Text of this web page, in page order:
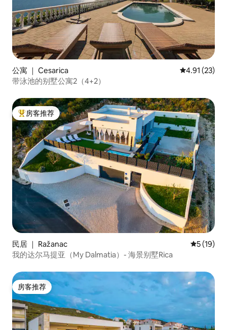
公寓 ｜ Cesarica 平均评分
4.91 (23)
带泳池的别墅公寓2（4+2）
热门「房客推荐」
房客推荐
民居 ｜ Ražanac 平均评分
5 (19)
我的达尔马提亚（My Dalmatia）- 海景别墅Rica
房客推荐
房客推荐